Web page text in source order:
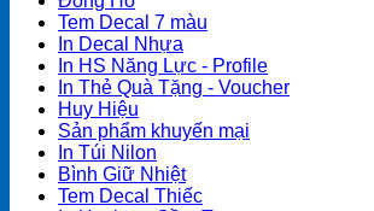
Tem Decal 7 màu
In Decal Nhựa
In HS Năng Lực - Profile
In Thẻ Quà Tặng - Voucher
Huy Hiệu
Sản phẩm khuyến mại
In Túi Nilon
Bình Giữ Nhiệt
Tem Decal Thiếc